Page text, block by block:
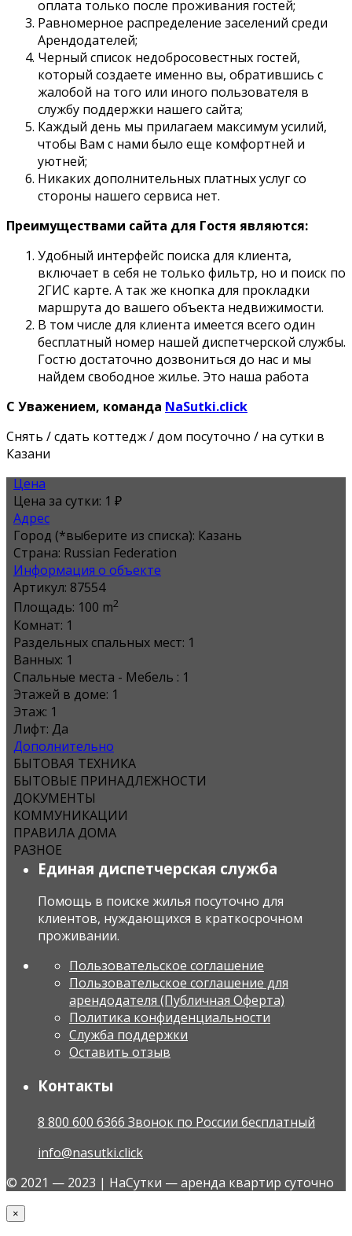
оплата только после проживания гостей;
Равномерное распределение заселений среди
Арендодателей;
Черный список недобросовестных гостей,
который создаете именно вы, обратившись с
жалобой на того или иного пользователя в
службу поддержки нашего сайта;
Каждый день мы прилагаем максимум усилий,
чтобы Вам с нами было еще комфортней и
уютней;
Никаких дополнительных платных услуг со
стороны нашего сервиса нет.
Преимуществами сайта для Гостя являются:
Удобный интерфейс поиска для клиента,
включает в себя не только фильтр, но и поиск по
2ГИС карте. А так же кнопка для прокладки
маршрута до вашего объекта недвижимости.
В том числе для клиента имеется всего один
бесплатный номер нашей диспетчерской службы.
Гостю достаточно дозвониться до нас и мы
найдем свободное жилье. Это наша работа
С Уважением, команда NaSutki.click
Снять / сдать коттедж / дом посуточно / на сутки в
Казани
Цена
Цена за сутки: 1 ₽
Адрес
Город (*выберите из списка): Казань
Страна: Russian Federation
Информация о объекте
Артикул: 87554
Площадь: 100 m2
Комнат: 1
Раздельных спальных мест: 1
Ванных: 1
Спальные места - Мебель : 1
Этажей в доме: 1
Этаж: 1
Лифт: Да
Дополнительно
БЫТОВАЯ ТЕХНИКА
БЫТОВЫЕ ПРИНАДЛЕЖНОСТИ
ДОКУМЕНТЫ
КОММУНИКАЦИИ
ПРАВИЛА ДОМА
РАЗНОЕ
Единая диспетчерская служба
Помощь в поиске жилья посуточно для
клиентов, нуждающихся в краткосрочном
проживании.
Пользовательское соглашение
Пользовательское соглашение для
арендодателя (Публичная Оферта)
Политика конфиденциальности
Служба поддержки
Оставить отзыв
Контакты
8 800 600 6366 Звонок по России бесплатный
info@nasutki.click
© 2021 — 2023 | НаСутки — аренда квартир суточно
×